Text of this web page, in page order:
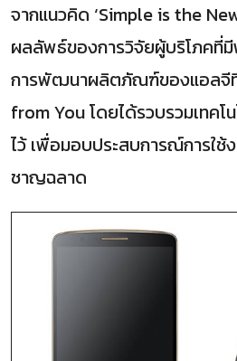
จากแนวคิด ‘Simple is the
ผลลัพธ์ของการวิจัยผู้บริโภค
การพัฒนาผลิตภัณฑ์ของแอลจีที่
from You โดยได้รวบรวมเทค
ไว้ เพื่อมอบประสบการณ์การใช้
ชาญฉลาด